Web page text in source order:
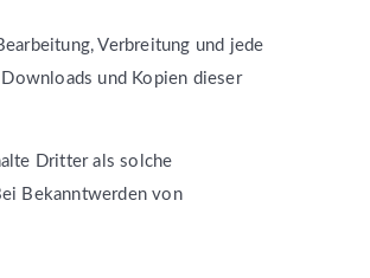
Verbreitung und jede
und Kopien dieser
Dritter als solche
Bekanntwerden von